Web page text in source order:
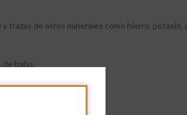
trazas de otros minerales como hierro, potasio,
de baño.